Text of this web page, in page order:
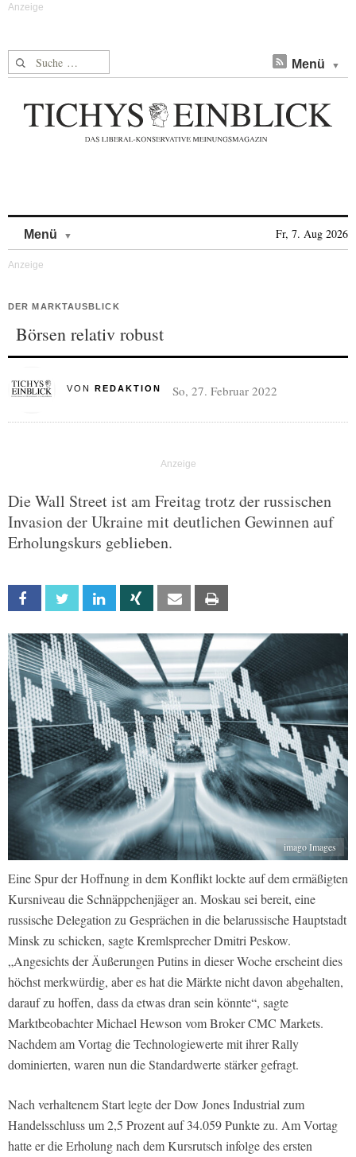
Suche nach: Menü
Menü Fr, 7. Aug 2026
DER MARKTAUSBLICK
Börsen relativ robust
VON REDAKTION So, 27. Februar 2022
Die Wall Street ist am Freitag trotz der russischen
Invasion der Ukraine mit deutlichen Gewinnen auf
Erholungskurs geblieben.
Facebook Twitter Linkedin Xing Email
imago Images
Eine Spur der Hoffnung in dem Konflikt lockte auf dem ermäßigten
Kursniveau die Schnäppchenjäger an. Moskau sei bereit, eine
russische Delegation zu Gesprächen in die belarussische Hauptstadt
Minsk zu schicken, sagte Kremlsprecher Dmitri Peskow.
„Angesichts der Äußerungen Putins in dieser Woche erscheint dies
höchst merkwürdig, aber es hat die Märkte nicht davon abgehalten,
darauf zu hoffen, dass da etwas dran sein könnte“, sagte
Marktbeobachter Michael Hewson vom Broker CMC Markets.
Nachdem am Vortag die Technologiewerte mit ihrer Rally
dominierten, waren nun die Standardwerte stärker gefragt.
Nach verhaltenem Start legte der Dow Jones Industrial zum
Handelsschluss um 2,5 Prozent auf 34.059 Punkte zu. Am Vortag
hatte er die Erholung nach dem Kursrutsch infolge des ersten